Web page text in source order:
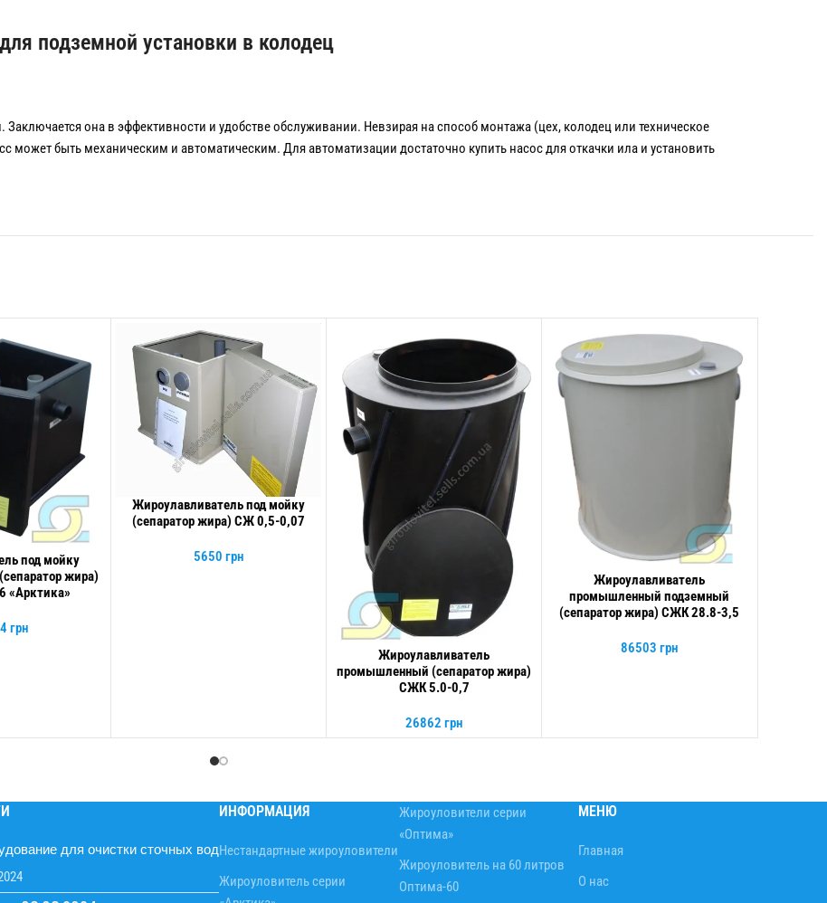
подземной установки в колодец
она в эффективности и удобстве обслуживании. Невзирая на способ монтажа (цех, колодец или техническое
может быть механическим и автоматическим. Для автоматизации достаточно купить насос для откачки ила и установить
под мойку
жира)
«Арктика»
грн
В КОРЗИНУ
Жироулавливатель под мойку
(сепаратор жира) СЖ 0,5-0,07
5650 грн
В КОРЗИНУЖироулавливатель
промышленный (сепаратор жира)
СЖК 5.0-0,7
26862 грн
В КОРЗИНУЖироулавливатель
промышленный подземный
(сепаратор жира) СЖК 28.8-3,5
86503 грн
для очистки сточных вод
ИНФОРМАЦИЯ
Нестандартные жироуловители
Жироуловитель серии
Жироуловители серии
«Оптима»
Жироуловитель на 60 литров
Оптима-60
МЕНЮ
Главная
О нас